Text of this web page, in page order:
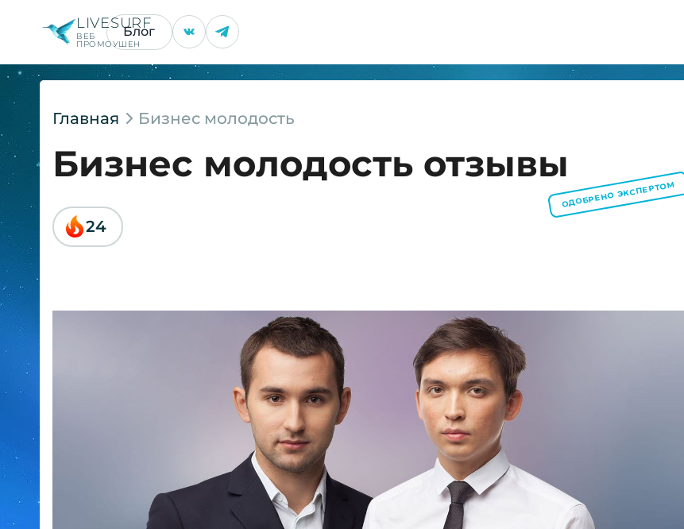
LIVESURF
ВЕБ
ПРОМОУШЕН
Блог
Главная Бизнес молодость
Бизнес молодость отзывы
ОДОБРЕНО ЭКСПЕРТОМ
24